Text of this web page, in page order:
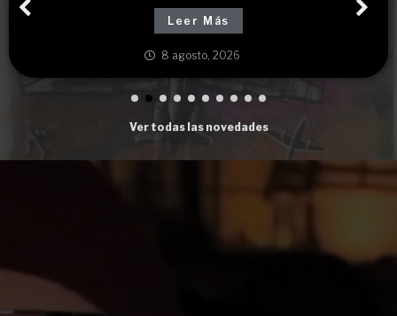
Leer Más
8 agosto, 2026
Ver todas las novedades